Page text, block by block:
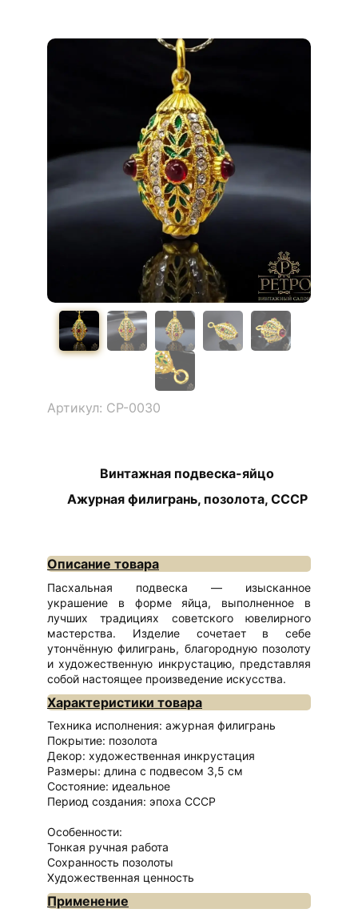
Винтажная подвеска-яйцо
Ажурная филигрань, позолота, СССР
Описание товара
Пасхальная подвеска — изысканное
украшение в форме яйца, выполненное в
лучших традициях советского ювелирного
мастерства. Изделие сочетает в себе
утончённую филигрань, благородную позолоту
и художественную инкрустацию, представляя
собой настоящее произведение искусства.
Характеристики товара
Техника исполнения: ажурная филигрань
Покрытие: позолота
Декор: художественная инкрустация
Размеры: длина с подвесом 3,5 см
Состояние: идеальное
Период создания: эпоха СССР
Особенности:
Тонкая ручная работа
Сохранность позолоты
Художественная ценность
Применение
Артикул: СР-0030